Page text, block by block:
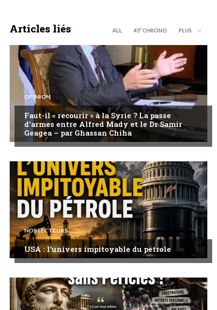
Articles liés ALL 45’’ CHRONO PLUS
OPINION
Faut-il « recourir » à la Syrie ? La passe
d’armes entre Alfred Mady et le Dr Samir
Geagea – par Ghassan Chiha
NOS LECTEURS
USA : l’univers impitoyable du pétrole